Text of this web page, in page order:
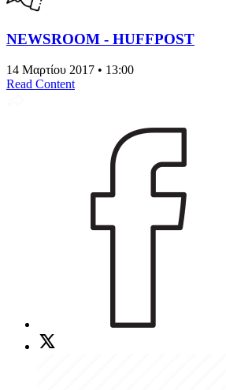
NEWSROOM - HUFFPOST
14 Μαρτίου 2017 • 13:00
Read Content